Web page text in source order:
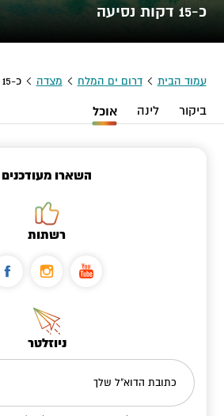
כ-15 דקות נסיעה
עמוד הבית דרום ים המלח מצדה כ-15 דקות נסיעה
ביקור לינה אוכל
השארו מעודכנים
רשתות
ניוזלטר
כתובת הדוא"ל שלך